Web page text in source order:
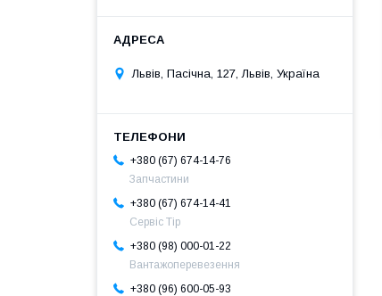
Львів, Пасічна, 127, Львів, Україна
+380 (67) 674-14-76
Запчастини
+380 (67) 674-14-41
Сервіс Тір
+380 (98) 000-01-22
Вантажоперевезення
+380 (96) 600-05-93